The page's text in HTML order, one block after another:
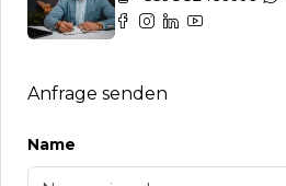
Anfrage senden
Name